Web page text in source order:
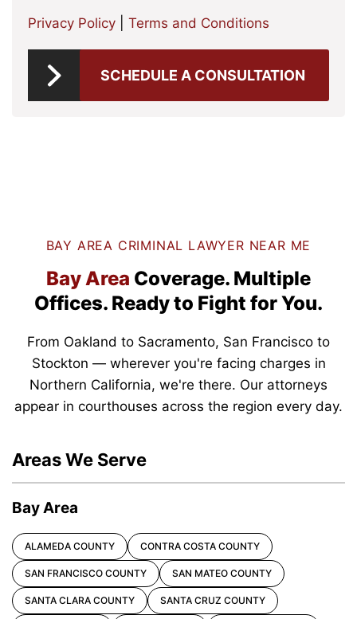
Privacy Policy Terms and Conditions
SCHEDULE A CONSULTATION
BAY AREA CRIMINAL LAWYER NEAR ME
Bay Area Coverage. Multiple
Offices. Ready to Fight for You.
From Oakland to Sacramento, San Francisco to
Stockton — wherever you're facing charges in
Northern California, we're there. Our attorneys
appear in courthouses across the region every day.
Areas We Serve
Bay Area
ALAMEDA COUNTY CONTRA COSTA COUNTY
SAN FRANCISCO COUNTY SAN MATEO COUNTY
SANTA CLARA COUNTY SANTA CRUZ COUNTY